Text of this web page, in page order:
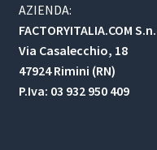
AZIENDA:
FACTORYITALIA.COM
Via Casalecchio, 18
47924 Rimini (RN)
P.Iva: 03 932 950 409